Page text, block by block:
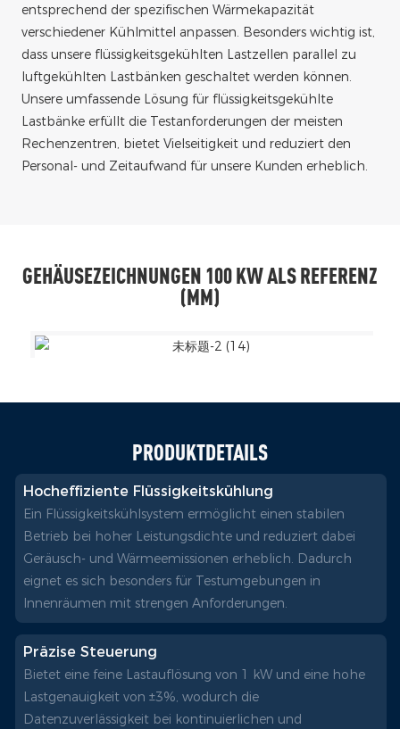
entsprechend der spezifischen Wärmekapazität
verschiedener Kühlmittel anpassen. Besonders wichtig ist,
dass unsere flüssigkeitsgekühlten Lastzellen parallel zu
luftgekühlten Lastbänken geschaltet werden können.
Unsere umfassende Lösung für flüssigkeitsgekühlte
Lastbänke erfüllt die Testanforderungen der meisten
Rechenzentren, bietet Vielseitigkeit und reduziert den
Personal- und Zeitaufwand für unsere Kunden erheblich.
GEHÄUSEZEICHNUNGEN 100 KW ALS REFERENZ
(MM)
PRODUKTDETAILS
Hocheffiziente Flüssigkeitskühlung
Ein Flüssigkeitskühlsystem ermöglicht einen stabilen
Betrieb bei hoher Leistungsdichte und reduziert dabei
Geräusch- und Wärmeemissionen erheblich. Dadurch
eignet es sich besonders für Testumgebungen in
Innenräumen mit strengen Anforderungen.
Präzise Steuerung
Bietet eine feine Lastauflösung von 1 kW und eine hohe
Lastgenauigkeit von ±3%, wodurch die
Datenzuverlässigkeit bei kontinuierlichen und